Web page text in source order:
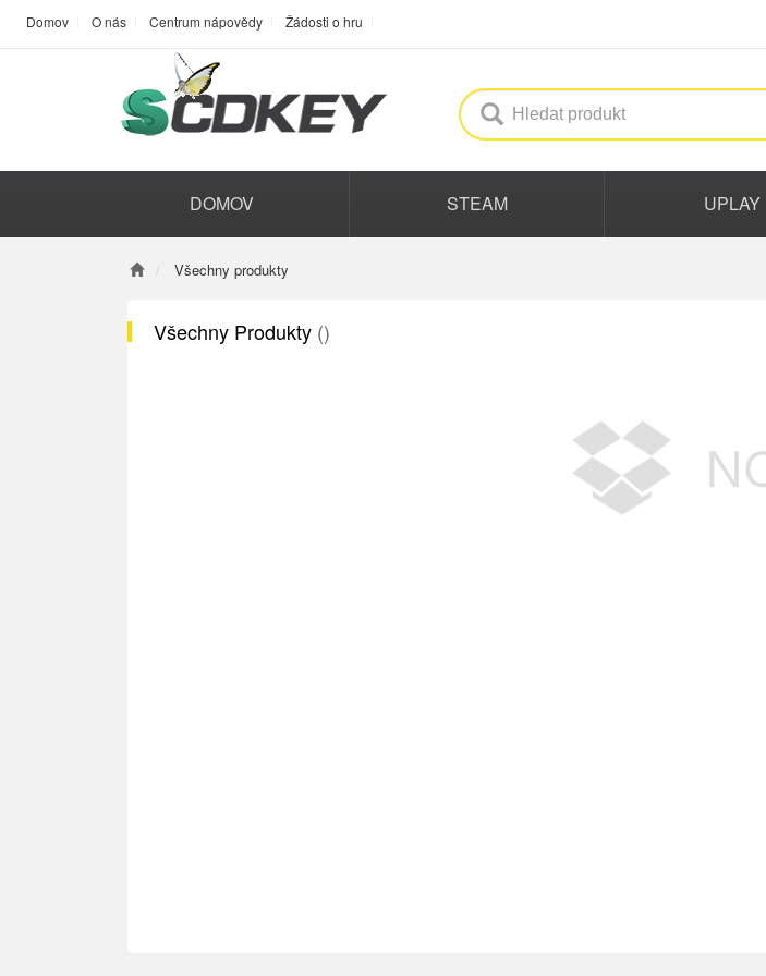
Domov O nás Centrum nápovědy Žádosti o hru
DOMOV STEAM UPLAY
Všechny produkty
Všechny Produkty ()